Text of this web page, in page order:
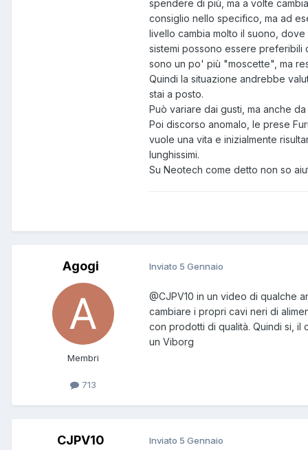
spendere di più, ma a volte
consiglio nello specifico, ma ad
livello cambia molto il suono,
sistemi possono essere preferibili
sono un po' più "moscette", ma
Quindi la situazione andrebbe
stai a posto.
Può variare dai gusti, ma anche
Poi discorso anomalo, le prese
vuole una vita e inizialmente
lunghissimi.
Su Neotech come detto non so
Agogi
Membri
713
Inviato 5 Gennaio
@CJPV10 in un video di qualche
cambiare i propri cavi neri di
con prodotti di qualità. Quindi si,
un Viborg
CJPV10 Inviato 5 Gennaio